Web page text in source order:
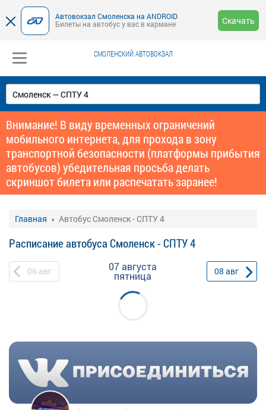
Автовокзал Смоленска на ANDROID
Билеты на автобус у вас в кармане
Скачать
СМОЛЕНСКИЙ АВТОВОКЗАЛ
Внимание! В виду временных ограничений
мобильного интернета, для прохода в зону
транспортной безопасности (платформы прибытия
автобусов) убедительная просьба делать
скриншот билета или распечатать заранее!
Главная Автобус Смоленск - СПТУ 4
Расписание автобуса Смоленск - СПТУ 4
06 авг 07 августа
пятница 08 авг